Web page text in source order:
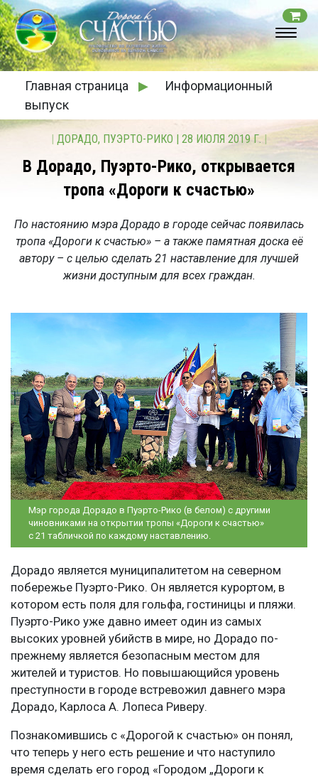
Главная страница ▶
Информационный
выпуск
| ДОРАДО, ПУЭРТО-РИКО | 28 ИЮЛЯ 2019 Г. |
В Дорадо, Пуэрто-Рико, открывается
тропа «Дороги к счастью»
По настоянию мэра Дорадо в городе сейчас появилась
тропа «Дороги к счастью» – а также памятная доска её
автору – с целью сделать 21 наставление для лучшей
жизни доступным для всех граждан.
Мэр города Дорадо в Пуэрто-Рико (в белом) с другими
чиновниками на открытии тропы «Дороги к счастью»
с 21 табличкой по каждому наставлению.
Дорадо является муниципалитетом на северном
побережье Пуэрто-Рико. Он является курортом, в
котором есть поля для гольфа, гостиницы и пляжи.
Пуэрто-Рико уже давно имеет один из самых
высоких уровней убийств в мире, но Дорадо по-
прежнему является безопасным местом для
жителей и туристов. Но повышающийся уровень
преступности в городе встревожил давнего мэра
Дорадо, Карлоса А. Лопеса Риверу.
Познакомившись с «Дорогой к счастью» он понял,
что теперь у него есть решение и что наступило
время сделать его город «Городом „Дороги к